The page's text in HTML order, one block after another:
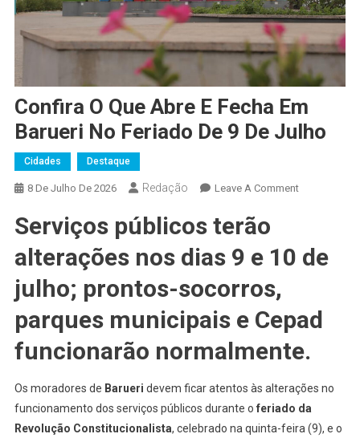
Confira O Que Abre E Fecha Em
Barueri No Feriado De 9 De Julho
Cidades Destaque
8 De Julho De 2026 Redação Leave A CommentOn
Abre
Em
No
De
9
De
Serviços públicos terão
alterações nos dias 9 e 10 de
julho; prontos-socorros,
parques municipais e Cepad
funcionarão normalmente.
Os moradores de Barueri devem ficar atentos às alterações no
funcionamento dos serviços públicos durante o feriado da
Revolução Constitucionalista, celebrado na quinta-feira (9), e o